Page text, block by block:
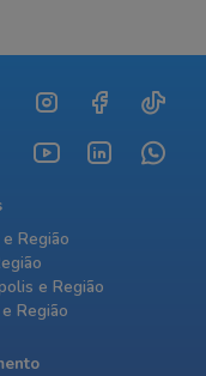
Região
e Região
Região